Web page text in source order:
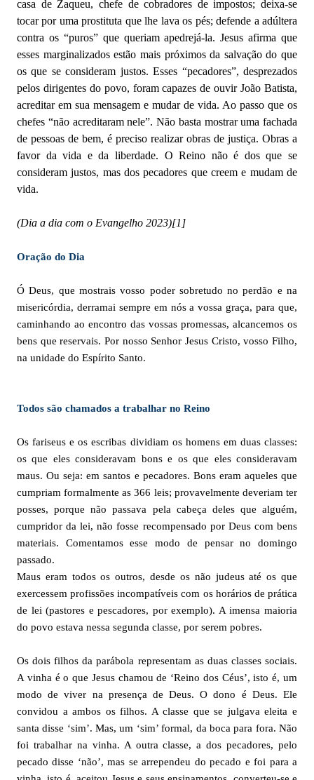
casa de Zaqueu, chefe de cobradores de impostos; deixa-se
tocar por uma prostituta que lhe lava os pés; defende a adúltera
contra os “puros” que queriam apedrejá-la. Jesus afirma que
esses marginalizados estão mais próximos da salvação do que
os que se consideram justos. Esses “pecadores”, desprezados
pelos dirigentes do povo, foram capazes de ouvir João Batista,
acreditar em sua mensagem e mudar de vida. Ao passo que os
chefes “não acreditaram nele”. Não basta mostrar uma fachada
de pessoas de bem, é preciso realizar obras de justiça. Obras a
favor da vida e da liberdade. O Reino não é dos que se
consideram justos, mas dos pecadores que creem e mudam de
vida.
(Dia a dia com o Evangelho 2023)[1]
Oração do Dia
Ó Deus, que mostrais vosso poder sobretudo no perdão e na
misericórdia, derramai sempre em nós a vossa graça, para que,
caminhando ao encontro das vossas promessas, alcancemos os
bens que reservais. Por nosso Senhor Jesus Cristo, vosso Filho,
na unidade do Espírito Santo.
Todos são chamados a trabalhar no Reino
Os fariseus e os escribas dividiam os homens em duas classes:
os que eles consideravam bons e os que eles consideravam
maus. Ou seja: em santos e pecadores. Bons eram aqueles que
cumpriam formalmente as 366 leis; provavelmente deveriam ter
posses, porque não passava pela cabeça deles que alguém,
cumpridor da lei, não fosse recompensado por Deus com bens
materiais. Comentamos esse modo de pensar no domingo
passado.
Maus eram todos os outros, desde os não judeus até os que
exercessem profissões incompatíveis com os horários de prática
de lei (pastores e pescadores, por exemplo). A imensa maioria
do povo estava nessa segunda classe, por serem pobres.
Os dois filhos da parábola representam as duas classes sociais.
A vinha é o que Jesus chamou de ‘Reino dos Céus’, isto é, um
modo de viver na presença de Deus. O dono é Deus. Ele
convidou a ambos os filhos. A classe que se julgava eleita e
santa disse ‘sim’. Mas, um ‘sim’ formal, da boca para fora. Não
foi trabalhar na vinha. A outra classe, a dos pecadores, pelo
pecado disse ‘não’, mas se arrependeu do pecado e foi para a